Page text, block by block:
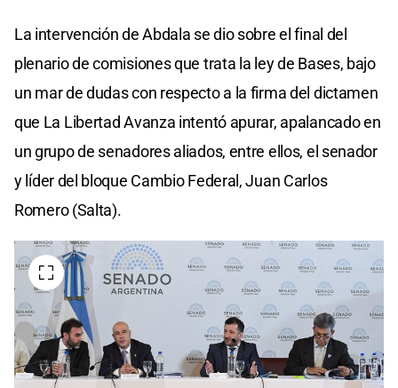
La intervención de Abdala se dio sobre el final del
plenario de comisiones que trata la ley de Bases, bajo
un mar de dudas con respecto a la firma del dictamen
que La Libertad Avanza intentó apurar, apalancado en
un grupo de senadores aliados, entre ellos, el senador
y líder del bloque Cambio Federal, Juan Carlos
Romero (Salta).